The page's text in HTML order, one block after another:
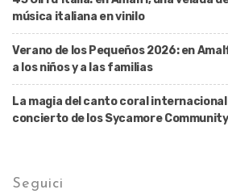
música italiana en vinilo
Verano de los Pequeños 2026: en
a los niños y a las familias
La magia del canto coral
concierto de los Sycamore
Seguici